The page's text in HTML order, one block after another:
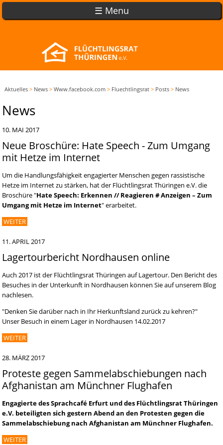
☰ Menu
Aktuelles > News > Www.facebook.com > Fluechtlingsrat > Posts > News
News
10. MAI 2017
Neue Broschüre: Hate Speech - Zum Umgang
mit Hetze im Internet
Um die Handlungsfähigkeit engagierter Menschen gegen rassistische
Hetze im Internet zu stärken, hat der Flüchtlingsrat Thüringen e.V. die
Broschüre "Hate Speech: Erkennen // Reagieren # Anzeigen – Zum
Umgang mit Hetze im Internet" erarbeitet.
WEITER
11. APRIL 2017
Lagertourbericht Nordhausen online
Auch 2017 ist der Flüchtlingsrat Thüringen auf Lagertour. Den Bericht des
Besuches in der Unterkunft in Nordhausen können Sie auf unserem Blog
nachlesen.
"Denken Sie darüber nach in Ihr Herkunftsland zurück zu kehren?"
Unser Besuch in einem Lager in Nordhausen 14.02.2017
WEITER
28. MÄRZ 2017
Proteste gegen Sammelabschiebungen nach
Afghanistan am Münchner Flughafen
Engagierte des Sprachcafé Erfurt und des Flüchtlingsrat Thüringen
e.V. beteiligten sich gestern Abend an den Protesten gegen die
Sammelabschiebung nach Afghanistan am Münchner Flughafen.
WEITER